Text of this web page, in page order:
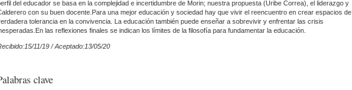
del educador se basa en la complejidad e incertidumbre de Morin; nuestra propuesta (Uribe Correa), el liderazgo y
con su buen docente.Para una mejor educación y sociedad hay que vivir el reencuentro en crear espacios de
tolerancia en la convivencia. La educación también puede enseñar a sobrevivir y enfrentar las crisis
las reflexiones finales se indican los límites de la filosofía para fundamentar la educación.
11/19 / Aceptado:13/05/20
clave